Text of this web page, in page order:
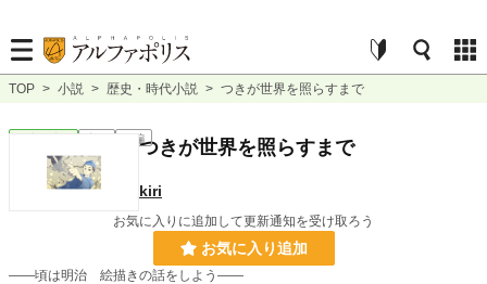
TOP > 小説 > 歴史・時代小説 > つきが世界を照らすまで
長編つきが世界を照らすまで
kiri
お気に入りに追加して更新通知を受け取ろう
お気に入り追加
――頃は明治 絵描きの話をしよう――